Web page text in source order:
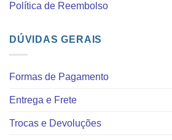
Política de Reembolso
DÚVIDAS GERAIS
Formas de Pagamento
Entrega e Frete
Trocas e Devoluções